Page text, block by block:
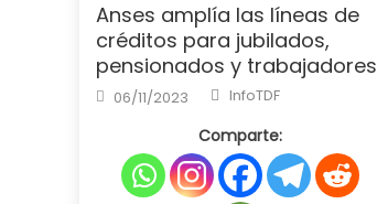
Anses amplía las líneas de
créditos para jubilados,
pensionados y trabajadores
Posted
on
06/11/2023 Author
InfoTDF
Comparte: